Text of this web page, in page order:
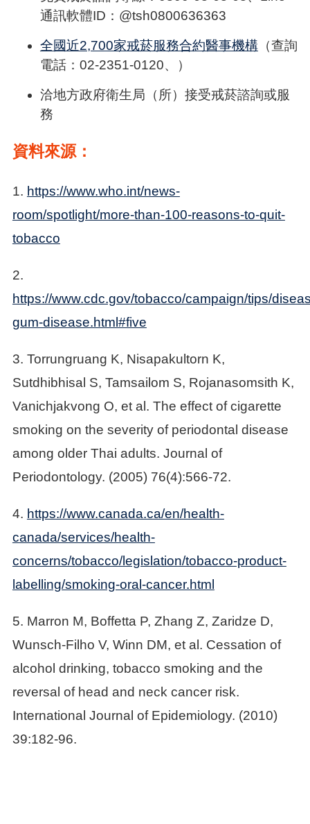
通訊軟體ID：@tsh0800636363
全國近2,700家戒菸服務合約醫事機構（查詢
電話：02-2351-0120、）
洽地方政府衛生局（所）接受戒菸諮詢或服
務
資料來源：
1. https://www.who.int/news-
room/spotlight/more-than-100-reasons-to-quit-
tobacco
2.
https://www.cdc.gov/tobacco/campaign/tips/
gum-disease.html#five
3. Torrungruang K, Nisapakultorn K,
Sutdhibhisal S, Tamsailom S, Rojanasomsith K,
Vanichjakvong O, et al. The effect of cigarette
smoking on the severity of periodontal disease
among older Thai adults. Journal of
Periodontology. (2005) 76(4):566-72.
4. https://www.canada.ca/en/health-
canada/services/health-
concerns/tobacco/legislation/tobacco-product-
labelling/smoking-oral-cancer.html
5. Marron M, Boffetta P, Zhang Z, Zaridze D,
Wunsch-Filho V, Winn DM, et al. Cessation of
alcohol drinking, tobacco smoking and the
reversal of head and neck cancer risk.
International Journal of Epidemiology. (2010)
39:182-96.